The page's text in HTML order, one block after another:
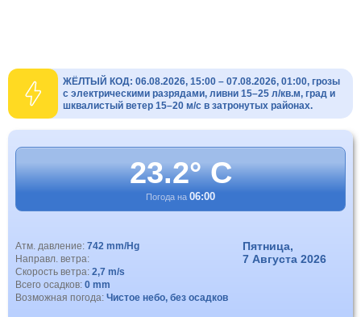
ЖЁЛТЫЙ КОД: 06.08.2026, 15:00 – 07.08.2026, 01:00, грозы
с электрическими разрядами, ливни 15–25 л/кв.м, град и
шквалистый ветер 15–20 м/с в затронутых районах.
23.2° C
Погода на 06:00
Атм. давление: 742 mm/Hg
Направл. ветра:
Скорость ветра: 2,7 m/s
Всего осадков: 0 mm
Возможная погода: Чистое небо, без осадков
Пятница,
7 Августа 2026